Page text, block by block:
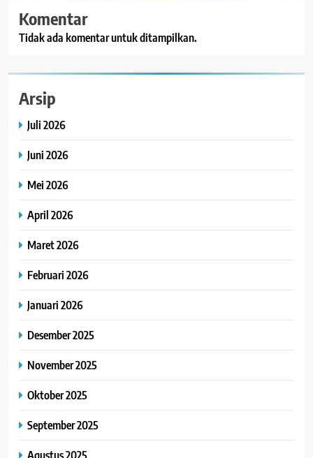
Komentar
Tidak ada komentar untuk ditampilkan.
Arsip
Juli 2026
Juni 2026
Mei 2026
April 2026
Maret 2026
Februari 2026
Januari 2026
Desember 2025
November 2025
Oktober 2025
September 2025